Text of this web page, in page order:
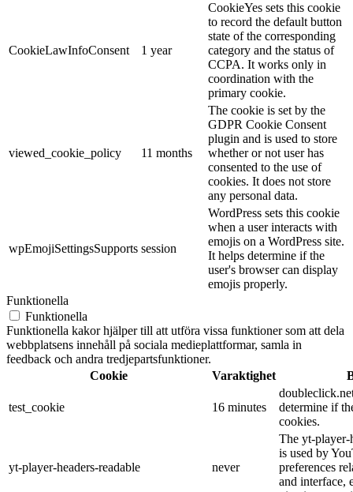
CookieLawInfoConsent 1 year
CookieYes sets this cookie
to record the default button
state of the corresponding
category and the status of
CCPA. It works only in
coordination with the
primary cookie.
viewed_cookie_policy 11 months
The cookie is set by the
GDPR Cookie Consent
plugin and is used to store
whether or not user has
consented to the use of
cookies. It does not store
any personal data.
wpEmojiSettingsSupports session
WordPress sets this cookie
when a user interacts with
emojis on a WordPress site.
It helps determine if the
user's browser can display
emojis properly.
Funktionella
Funktionella
Funktionella kakor hjälper till att utföra vissa funktioner som att dela
webbplatsens innehåll på sociala medieplattformar, samla in
feedback och andra tredjepartsfunktioner.
Cookie
Varaktighet
test_cookie 16 minutes
determine if
cookies.
yt-player-headers-readable never
The yt-player-
is used by
preferences
and interface,